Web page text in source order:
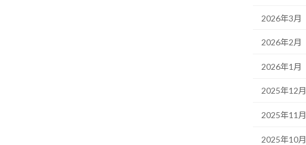
2026年3月
2026年2月
2026年1月
2025年12月
2025年11月
2025年10月